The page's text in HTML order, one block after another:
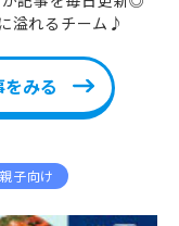
溢れるチーム♪
みる
親子向け